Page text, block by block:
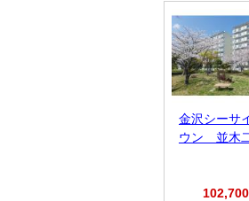
金沢シーサ
ウン 並木